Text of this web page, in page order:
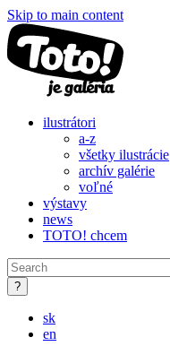
Skip to main content
ilustrátori
a-z
všetky ilustrácie
archív galérie
voľné
výstavy
news
TOTO! chcem
sk
en